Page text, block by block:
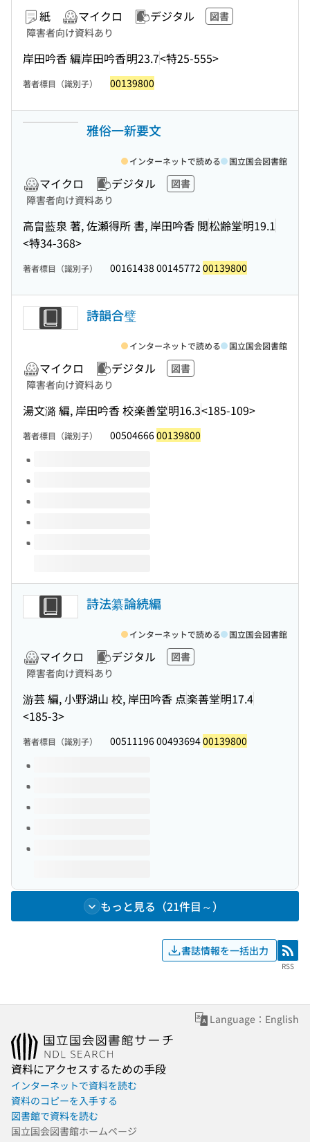
紙 マイクロ デジタル
図書
障害者向け資料あり
岸田吟香 編岸田吟香明23.7<特25-555>
著者標目（識別子） 00139800
雅俗一新要文
マイクロ デジタル
図書
障害者向け資料あり
高畠藍泉 著, 佐瀬得所 書, 岸田吟香 閲松齢堂明19.1
<特34-368>
インターネットで読める 国立国会図書館
著者標目（識別子） 00161438 00145772 00139800
詩韻合璧
マイクロ デジタル
図書
障害者向け資料あり
湯文潞 編, 岸田吟香 校楽善堂明16.3<185-109>
インターネットで読める 国立国会図書館
著者標目（識別子） 0050466600139800
このタイトルの巻号
詩法纂論続編
マイクロ デジタル
図書
障害者向け資料あり
游芸 編, 小野湖山 校, 岸田吟香 点楽善堂明17.4
<185-3>
インターネットで読める 国立国会図書館
著者標目（識別子） 00511196 0049369400139800
このタイトルの巻号
もっと見る（21件目～）
書誌情報を一括出力 RSS
RSS
Language：English
資料にアクセスするための手段
インターネットで資料を読む
資料のコピーを入手する
図書館で資料を読む
国立国会図書館ホームページ